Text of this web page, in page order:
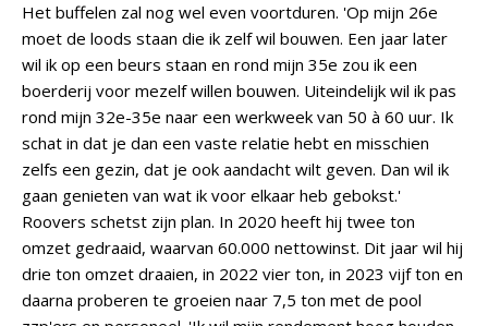
Het buffelen zal nog wel even voortduren. 'Op mijn 26e
moet de loods staan die ik zelf wil bouwen. Een jaar later
wil ik op een beurs staan en rond mijn 35e zou ik een
boerderij voor mezelf willen bouwen. Uiteindelijk wil ik pas
rond mijn 32e-35e naar een werkweek van 50 à 60 uur. Ik
schat in dat je dan een vaste relatie hebt en misschien
zelfs een gezin, dat je ook aandacht wilt geven. Dan wil ik
gaan genieten van wat ik voor elkaar heb gebokst.'
Roovers schetst zijn plan. In 2020 heeft hij twee ton
omzet gedraaid, waarvan 60.000 nettowinst. Dit jaar wil hij
drie ton omzet draaien, in 2022 vier ton, in 2023 vijf ton en
daarna proberen te groeien naar 7,5 ton met de pool